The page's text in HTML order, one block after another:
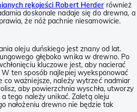
rękojeści Robert Herderrównież
doskonale nadaje się do drewna, a
że nóż pachnie niesamowicie.
oleju duńskiego jest znany od lat.
głęboko wnika w drewno. Po
kluczowe jest, aby nacierać
ten sposób najlepiej wyeksponować
co ważniejsze, należy wytrzeć nadmiar
aby powierzchnia wyschła, utworzy
tego należy unikać. Zaletą oleju
nałożeniu drewno nie będzie tak